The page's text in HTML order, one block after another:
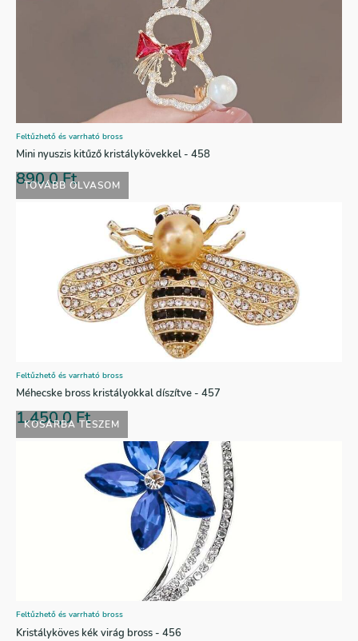
TOVÁBB OLVASOM
Feltűzhető és varrható bross
Mini nyuszis kitűző kristálykövekkel - 458
890,0Ft
KOSÁRBA TESZEM
Feltűzhető és varrható bross
Méhecske bross kristályokkal díszítve - 457
1.450,0Ft
Feltűzhető és varrható bross
Kristályköves kék virág bross - 456